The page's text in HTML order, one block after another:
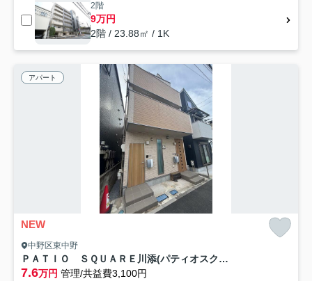
2階
9万円
2階 / 23.88㎡ / 1K
アパート
NEW
中野区東中野
ＰＡＴＩＯ ＳＱＵＡＲＥ川添(パティオスクエアカワゾエ)
7.6万円 管理/共益費3,100円